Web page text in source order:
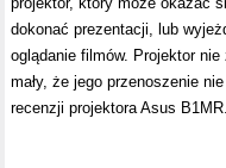
dokonać prezentacji, lub
oglądanie filmów. Projektor
mały, że jego przenoszenie
recenzji projektora Asus B1MR.